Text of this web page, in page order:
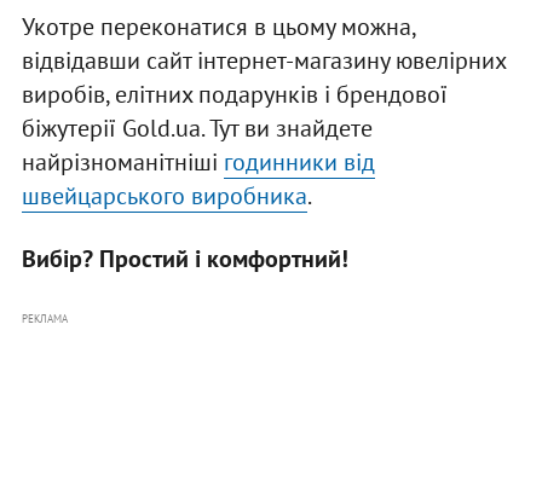
Укотре переконатися в цьому можна,
відвідавши сайт інтернет-магазину ювелірних
виробів, елітних подарунків і брендової
біжутерії Gold.ua. Тут ви знайдете
найрізноманітніші годинники від
швейцарського виробника.
Вибір? Простий і комфортний!
РЕКЛАМА